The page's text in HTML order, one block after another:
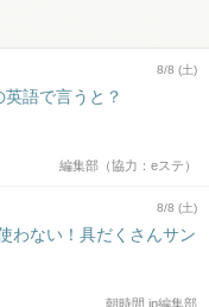
8/8 (土)
英語で言うと？
編集部（協力：eステ）
8/8 (土)
わない！具だくさんサン
朝時間.jp編集部